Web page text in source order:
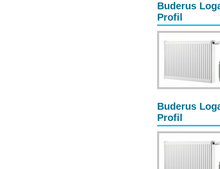
Buderus
Profil
Buderus
Profil